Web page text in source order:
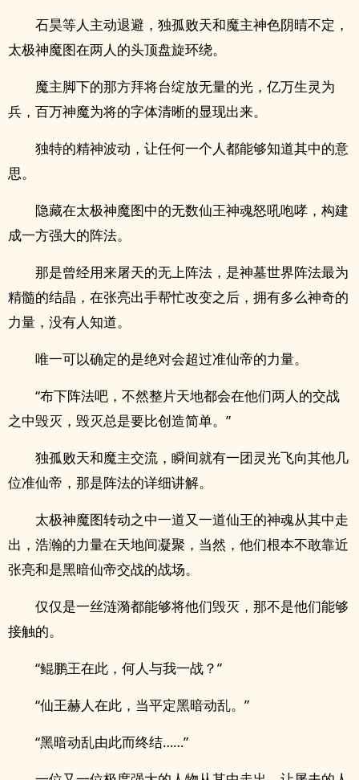
石昊等人主动退避，独孤败天和魔主神色阴晴不定，
太极神魔图在两人的头顶盘旋环绕。
魔主脚下的那方拜将台绽放无量的光，亿万生灵为
兵，百万神魔为将的字体清晰的显现出来。
独特的精神波动，让任何一个人都能够知道其中的意
思。
隐藏在太极神魔图中的无数仙王神魂怒吼咆哮，构建
成一方强大的阵法。
那是曾经用来屠天的无上阵法，是神墓世界阵法最为
精髓的结晶，在张亮出手帮忙改变之后，拥有多么神奇的
力量，没有人知道。
唯一可以确定的是绝对会超过准仙帝的力量。
“布下阵法吧，不然整片天地都会在他们两人的交战
之中毁灭，毁灭总是要比创造简单。”
独孤败天和魔主交流，瞬间就有一团灵光飞向其他几
位准仙帝，那是阵法的详细讲解。
太极神魔图转动之中一道又一道仙王的神魂从其中走
出，浩瀚的力量在天地间凝聚，当然，他们根本不敢靠近
张亮和是黑暗仙帝交战的战场。
仅仅是一丝涟漪都能够将他们毁灭，那不是他们能够
接触的。
“鲲鹏王在此，何人与我一战？”
“仙王赫人在此，当平定黑暗动乱。”
“黑暗动乱由此而终结……”